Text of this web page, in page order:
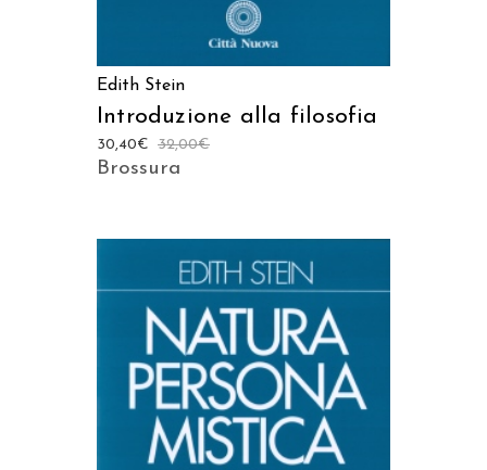
Edith Stein
Introduzione alla filosofia
32,00€
30,40€
Brossura
AGGIUNGI AL CARRELLO